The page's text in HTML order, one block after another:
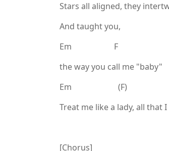
Stars all aligned, they
And taught you,
Em F
the way you call me "baby"
Em (F)
Treat me like a lady, all that I
[Chorus]